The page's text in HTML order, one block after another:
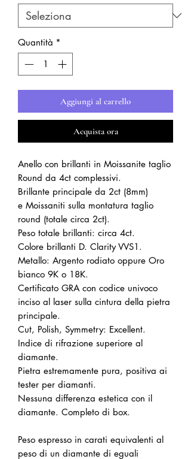
Quantità *
Aggiungi al carrello
Acquista ora
Anello con brillanti in Moissanite taglio
Round da 4ct complessivi.
Brillante principale da 2ct (8mm)
e Moissaniti sulla montatura taglio
round (totale circa 2ct).
Peso totale brillanti: circa 4ct.
Colore brillanti D. Clarity VVS1.
Metallo: Argento rodiato oppure Oro
bianco 9K o 18K.
Certificato GRA con codice univoco
inciso al laser sulla cintura della pietra
principale.
Cut, Polish, Symmetry: Excellent.
Indice di rifrazione superiore al
diamante.
Pietra estremamente pura, positiva ai
tester per diamanti.
Nessuna differenza estetica con il
diamante. Completo di box.
Peso espresso in carati equivalenti al
peso di un diamante di eguali